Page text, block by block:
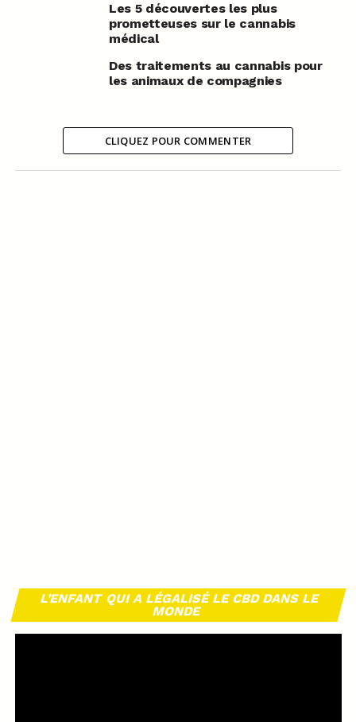
Les 5 découvertes les plus
prometteuses sur le cannabis
médical
Des traitements au cannabis pour
les animaux de compagnies
CLIQUEZ POUR COMMENTER
L’ENFANT QUI A LÉGALISÉ LE CBD DANS LE
MONDE